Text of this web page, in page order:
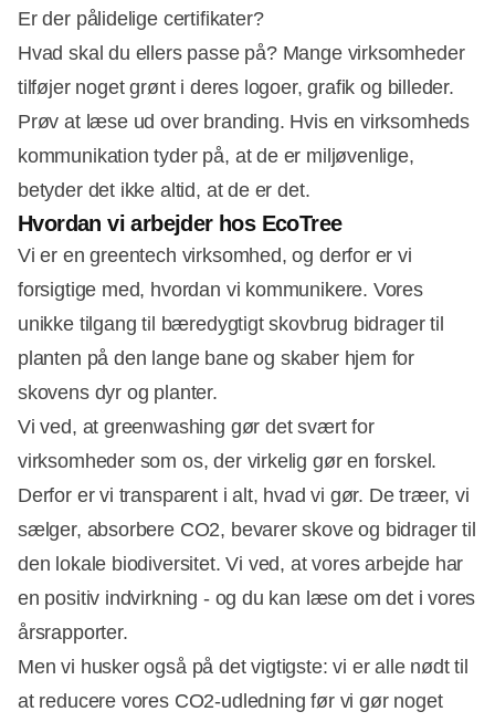
Er der pålidelige certifikater?
Hvad skal du ellers passe på? Mange virksomheder
tilføjer noget grønt i deres logoer, grafik og billeder.
Prøv at læse ud over branding. Hvis en virksomheds
kommunikation tyder på, at de er miljøvenlige,
betyder det ikke altid, at de er det.
Hvordan vi arbejder hos EcoTree
Vi er en greentech virksomhed, og derfor er vi
forsigtige med, hvordan vi kommunikere. Vores
unikke tilgang til bæredygtigt skovbrug bidrager til
planten på den lange bane og skaber hjem for
skovens dyr og planter.
Vi ved, at greenwashing gør det svært for
virksomheder som os, der virkelig gør en forskel.
Derfor er vi transparent i alt, hvad vi gør. De træer, vi
sælger, absorbere CO2, bevarer skove og bidrager til
den lokale biodiversitet. Vi ved, at vores arbejde har
en positiv indvirkning - og du kan læse om det i vores
årsrapporter.
Men vi husker også på det vigtigste: vi er alle nødt til
at reducere vores CO2-udledning før vi gør noget